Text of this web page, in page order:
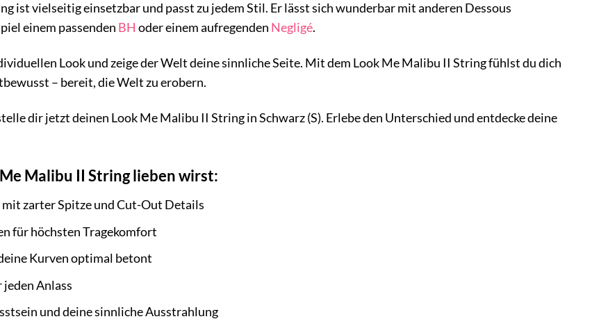
ist vielseitig einsetzbar und passt zu jedem Stil. Er lässt sich wunderbar mit anderen Dessous
einem passenden BH oder einem aufregenden Negligé.
Look und zeige der Welt deine sinnliche Seite. Mit dem Look Me Malibu II String fühlst du dich
– bereit, die Welt zu erobern.
dir jetzt deinen Look Me Malibu II String in Schwarz (S). Erlebe den Unterschied und entdecke deine
Malibu II String lieben wirst:
zarter Spitze und Cut-Out Details
für höchsten Tragekomfort
Kurven optimal betont
Anlass
und deine sinnliche Ausstrahlung